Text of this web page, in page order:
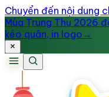
Chuyển đến nội dung
Mùa Trung Thu 2026
kéo quân, in logo →